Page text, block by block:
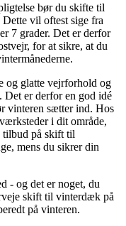
bør du skifte til
vil oftest sige fra
7 grader. Det er derfor
for at sikre, at du
og glatte vejrforhold og
Det er derfor en god idé
vinteren sætter ind. Hos
i dit område,
tilbud på skift til
mens du sikrer din
- og det er noget, du
skift til vinterdæk på
på vinteren.